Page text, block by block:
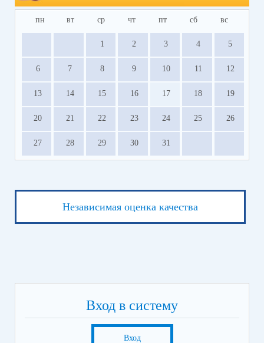
пн вт ср чт пт сб вс
1 2 3 4 5
6 7 8 9 10 11 12
13 14 15 16 17 18 19
20 21 22 23 24 25 26
27 28 29 30 31
Независимая оценка качества
Вход в систему
Вход